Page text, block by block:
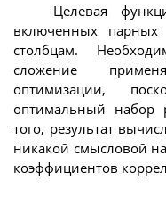
Целевая
включенных
столбцам.
сложение
оптимизации,
оптимальный набор
того, результат
никакой смысловой
коэффициентов